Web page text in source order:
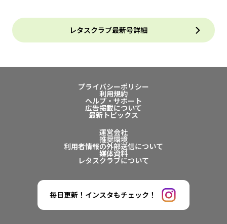
レタスクラブ最新号詳細
プライバシーポリシー
利用規約
ヘルプ・サポート
広告掲載について
最新トピックス
運営会社
推奨環境
利用者情報の外部送信について
媒体資料
レタスクラブについて
毎日更新！インスタもチェック！